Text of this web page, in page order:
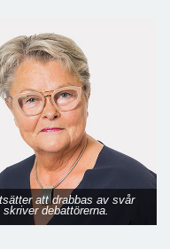
att drabbas av svår
debattörerna.